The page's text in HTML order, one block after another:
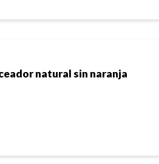
natural sin naranja